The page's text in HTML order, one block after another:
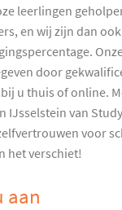
leerlingen
en wij zijn dan
door
u thuis of online.
IJsselstein van
voor
het verschiet!
aan